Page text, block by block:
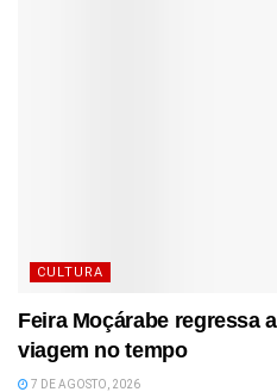
CULTURA
Feira Moçárabe regressa
viagem no tempo
7 DE AGOSTO, 2026